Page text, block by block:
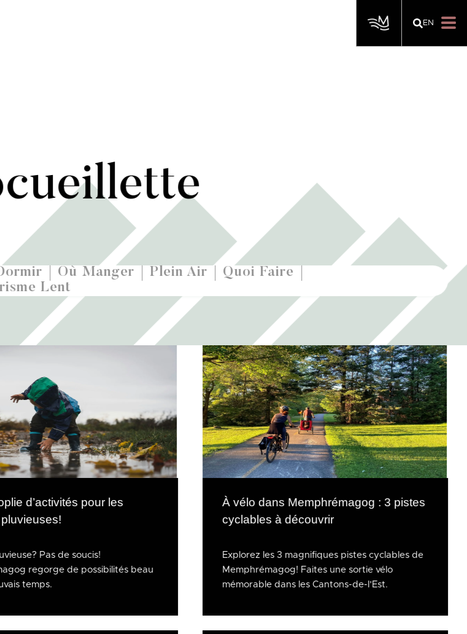
EN
Où Manger Plein Air Quoi Faire
Lent
d’activités pour les
Pas de soucis!
regorge de possibilités beau
temps.
À vélo dans Memphrémagog : 3 pistes
cyclables à découvrir
Explorez les 3 magnifiques pistes cyclables de
Memphrémagog! Faites une sortie vélo
mémorable dans les Cantons-de-l’Est.